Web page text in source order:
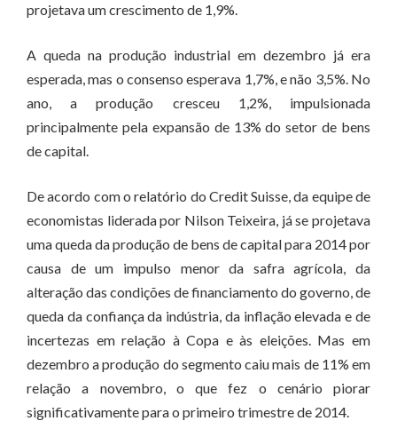
projetava um crescimento de 1,9%.
A queda na produção industrial em dezembro já era
esperada, mas o consenso esperava 1,7%, e não 3,5%. No
ano, a produção cresceu 1,2%, impulsionada
principalmente pela expansão de 13% do setor de bens
de capital.
De acordo com o relatório do Credit Suisse, da equipe de
economistas liderada por Nilson Teixeira, já se projetava
uma queda da produção de bens de capital para 2014 por
causa de um impulso menor da safra agrícola, da
alteração das condições de financiamento do governo, de
queda da confiança da indústria, da inflação elevada e de
incertezas em relação à Copa e às eleições. Mas em
dezembro a produção do segmento caiu mais de 11% em
relação a novembro, o que fez o cenário piorar
significativamente para o primeiro trimestre de 2014.